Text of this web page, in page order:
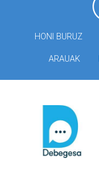
HONI BURUZ
ARAUAK